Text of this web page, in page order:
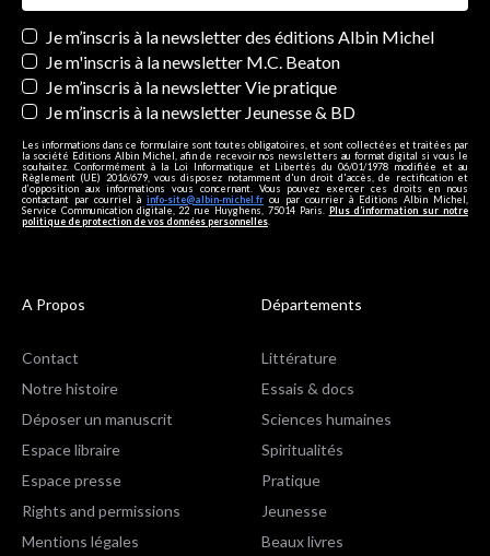
Newsletters
Je m’inscris à la newsletter des éditions Albin Michel
Je m'inscris à la newsletter M.C. Beaton
Je m’inscris à la newsletter Vie pratique
Je m’inscris à la newsletter Jeunesse & BD
Les informations dans ce formulaire sont toutes obligatoires, et sont collectées et traitées par
la société Editions Albin Michel, afin de recevoir nos newsletters au format digital si vous le
souhaitez. Conformément à la Loi Informatique et Libertés du 06/01/1978 modifiée et au
Règlement (UE) 2016/679, vous disposez notamment d'un droit d'accès, de rectification et
d’opposition aux informations vous concernant. Vous pouvez exercer ces droits en nous
contactant par courriel à info-site@albin-michel.fr ou par courrier à Editions Albin Michel,
Service Communication digitale, 22 rue Huyghens, 75014 Paris. Plus d’information sur notre
politique de protection de vos données personnelles
A Propos
Contact
Notre histoire
Déposer un manuscrit
Espace libraire
Espace presse
Rights and permissions
Mentions légales
Départements
Littérature
Essais & docs
Sciences humaines
Spiritualités
Pratique
Jeunesse
Beaux livres